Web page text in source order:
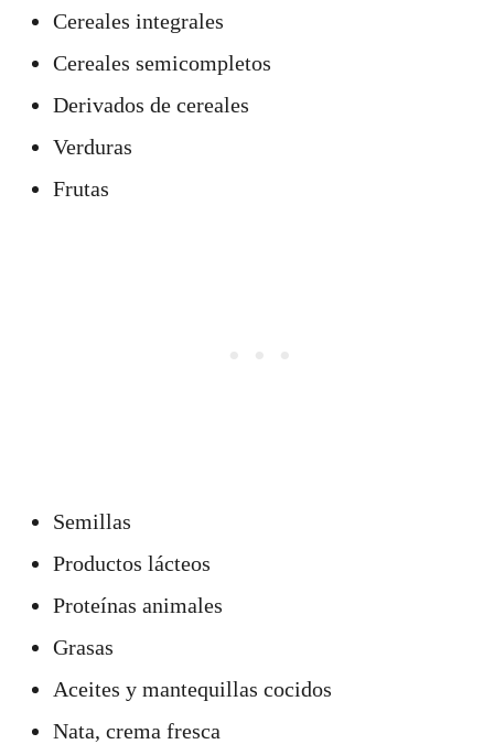
Cereales integrales
Cereales semicompletos
Derivados de cereales
Verduras
Frutas
Semillas
Productos lácteos
Proteínas animales
Grasas
Aceites y mantequillas cocidos
Nata, crema fresca